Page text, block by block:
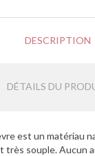
DESCRIPTION
DÉTAILS DU
est un matériau
très souple. Aucun